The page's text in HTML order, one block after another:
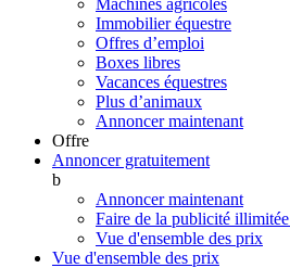
Machines agricoles
Immobilier équestre
Offres d’emploi
Boxes libres
Vacances équestres
Plus d’animaux
Annoncer maintenant
Offre
Annoncer gratuitement
b
Annoncer maintenant
Faire de la publicité illimitée
Vue d'ensemble des prix
Vue d'ensemble des prix